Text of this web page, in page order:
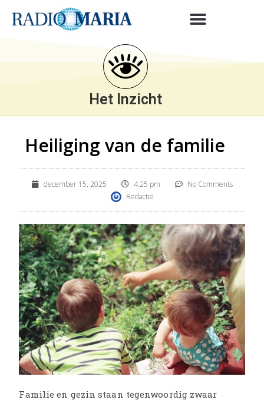
Het Inzicht
Heiliging van de familie
december 15, 2025 4:25 pm
No Comments
Redactie
Familie en gezin staan tegenwoordig zwaar